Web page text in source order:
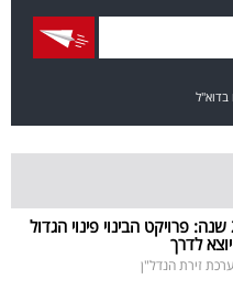
בדוא"ל
אחרי 20 שנה: פרויקט הבינוי פינוי הגדול
לדרך
זירת הנדל"ן